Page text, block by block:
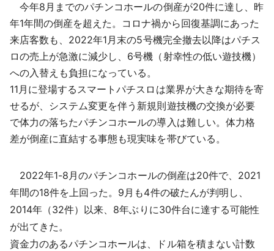
採用情報
よくあるご質問
English
今年8月までのパチンコホールの倒産が20件に達し、昨
年1年間の倒産を超えた。コロナ禍から回復基調にあった
来店客数も、2022年1月末の5号機完全撤去以降はパチス
ロの売上が急激に減少し、6号機（射幸性の低い遊技機）
への入替えも負担になっている。
11月に登場するスマートパチスロは業界が大きな期待を寄
せるが、システム変更を伴う新規則遊技機の交換が必要
で体力の落ちたパチンコホールの導入は難しい。体力格
差が倒産に直結する事態も現実味を帯びている。
2022年1-8月のパチンコホールの倒産は20件で、2021
年間の18件を上回った。9月も4件の破たんが判明し、
2014年（32件）以来、8年ぶりに30件台に達する可能性
が出てきた。
資金力のあるパチンコホールは、ドル箱を積まない計数